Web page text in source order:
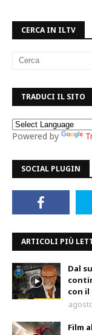
CERCA IN ILTV
TRADUCI IL SITO
Powered by
SOCIAL PLUGIN
ARTICOLI PIÙ
Dal
con
Film